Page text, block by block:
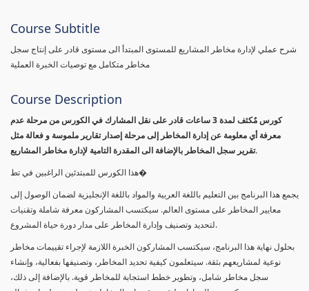
Course Subtitle
شرح عملي لإدارة مخاطر المشاريع للمستوى المبتدأ الى مستوى قادر على إنتاج سجل
مخاطر متكامل مع توصيات الخبرة العملية
Course Description
كورس مٌكثف لمدة 3 ساعات قادر على نقل المشارك في الكورس من مرحلة عدم
معرفة أي معلومة عن إدارة المخاطر إلى مرحلة إصدار تقارير ملموسة و فعالة مثل
تقرير سجل المخاطر بالإضافة الى المقدرة التامية لإدارة مخاطر المشاريع.
هذا الكورس للمبتدئين الراغبين في تط�
يجمع هذا البرنامج بين التعليم باللغة العربية والمواد باللغة الإنجليزية لضمان الوصول إلى
معايير المخاطر على مستوى العالم. سيكتسب المشاركون معرفة شاملة وتقنيات
لتحديد وتصنيف وإدارة المخاطر على مدار دورة حياة المشروع.
بحلول نهاية هذا البرنامج، سيكتسب المشاركون الخبرة اللازمة لإجراء تقييمات مخاطر
نوعية لمشاريعهم بثقة. سيتعلمون كيفية تحديد المخاطر، وتصنيفها بفعالية، وإنشاء
سجل مخاطر شامل، وتطوير خطط استجابة للمخاطر قوية. بالإضافة إلى ذلك،